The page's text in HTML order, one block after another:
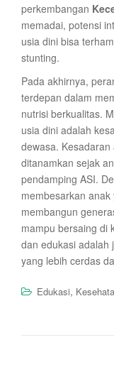
perkembangan
memadai, potensi
usia dini bisa
stunting.
Pada akhirnya,
terdepan dalam
nutrisi berkualitas.
usia dini adalah
dewasa.
ditanamkan sejak
pendamping ASI.
membesarkan
membangun
mampu bersaing di
dan edukasi adalah
yang lebih cerdas
Edukasi,